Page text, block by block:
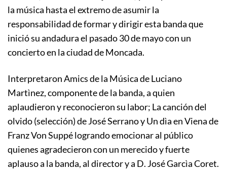
la música hasta el extremo de asumir la
responsabilidad de formar y dirigir esta banda que
inició su andadura el pasado 30 de mayo con un
concierto en la ciudad de Moncada.
Interpretaron Amics de la Música de Luciano
Martìnez, componente de la banda, a quien
aplaudieron y reconocieron su labor; La canción del
olvido (selección) de José Serrano y Un dìa en Viena de
Franz Von Suppé logrando emocionar al público
quienes agradecieron con un merecido y fuerte
aplauso a la banda, al director y a D. José Garcìa Coret.